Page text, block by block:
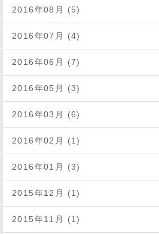
2016年08月 (5)
2016年07月 (4)
2016年06月 (7)
2016年05月 (3)
2016年03月 (6)
2016年02月 (1)
2016年01月 (3)
2015年12月 (1)
2015年11月 (1)